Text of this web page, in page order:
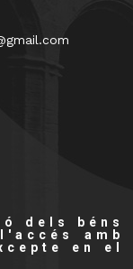
dels béns
amb
en el